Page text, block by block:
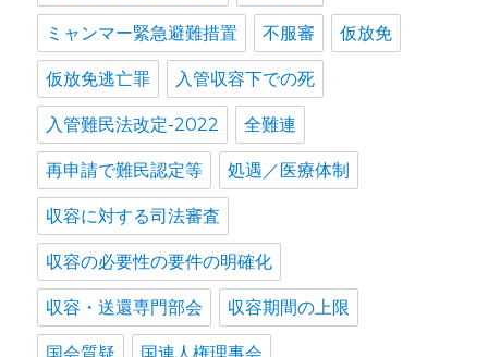
ミャンマー緊急避難措置 不服審 仮放免
仮放免逃亡罪 入管収容下での死
入管難民法改定-2022 全難連
再申請で難民認定等 処遇／医療体制
収容に対する司法審査
収容の必要性の要件の明確化
収容・送還専門部会 収容期間の上限